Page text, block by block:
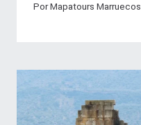
PorMapatours Marruecos